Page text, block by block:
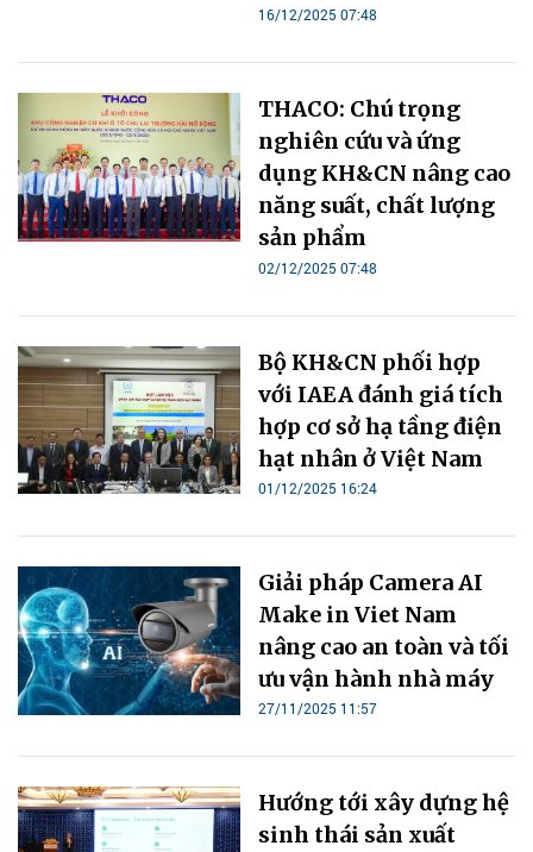
16/12/2025 07:48
THACO: Chú trọng
nghiên cứu và ứng
dụng KH&CN nâng cao
năng suất, chất lượng
sản phẩm
02/12/2025 07:48
Bộ KH&CN phối hợp
với IAEA đánh giá tích
hợp cơ sở hạ tầng điện
hạt nhân ở Việt Nam
01/12/2025 16:24
Giải pháp Camera AI
Make in Viet Nam
nâng cao an toàn và tối
ưu vận hành nhà máy
27/11/2025 11:57
Hướng tới xây dựng hệ
sinh thái sản xuất